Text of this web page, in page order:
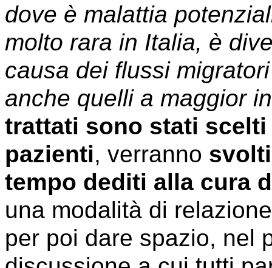
dove è malattia
molto rara in Italia, è
causa dei flussi
anche quelli a maggior
trattati sono stati
pazienti, verranno
tempo dediti alla cura
una modalità di
per poi dare spazio, nel